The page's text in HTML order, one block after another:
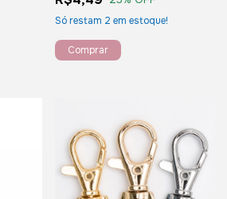
Só restam 2 em estoque!
Comprar